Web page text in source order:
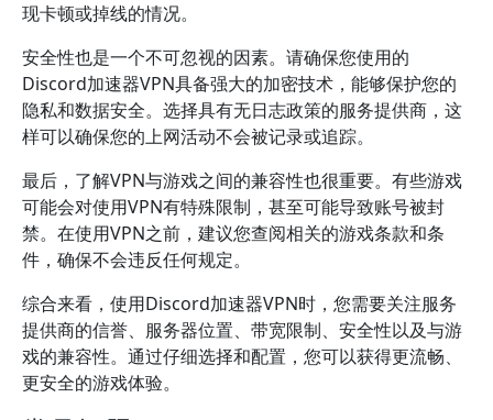
现卡顿或掉线的情况。
安全性也是一个不可忽视的因素。请确保您使用的
Discord加速器VPN具备强大的加密技术，能够保护您的
隐私和数据安全。选择具有无日志政策的服务提供商，这
样可以确保您的上网活动不会被记录或追踪。
最后，了解VPN与游戏之间的兼容性也很重要。有些游戏
可能会对使用VPN有特殊限制，甚至可能导致账号被封
禁。在使用VPN之前，建议您查阅相关的游戏条款和条
件，确保不会违反任何规定。
综合来看，使用Discord加速器VPN时，您需要关注服务
提供商的信誉、服务器位置、带宽限制、安全性以及与游
戏的兼容性。通过仔细选择和配置，您可以获得更流畅、
更安全的游戏体验。